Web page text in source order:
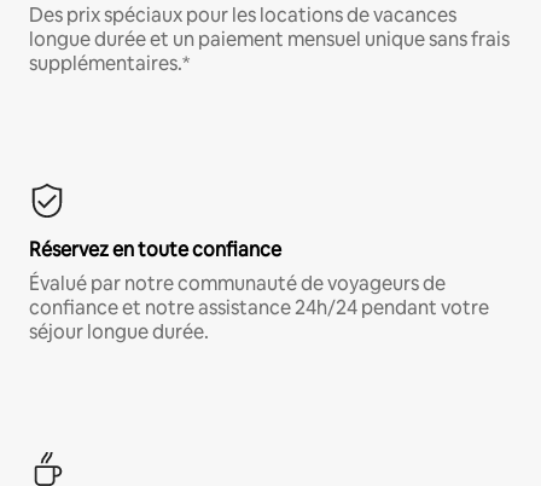
Des prix spéciaux pour les locations de vacances
longue durée et un paiement mensuel unique sans frais
supplémentaires.*
Réservez en toute confiance
Évalué par notre communauté de voyageurs de
confiance et notre assistance 24h/24 pendant votre
séjour longue durée.